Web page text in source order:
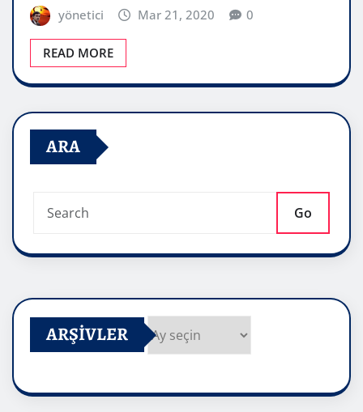
yönetici Mar 21, 2020 0
READ MORE
ARA
Go
ARŞIVLER